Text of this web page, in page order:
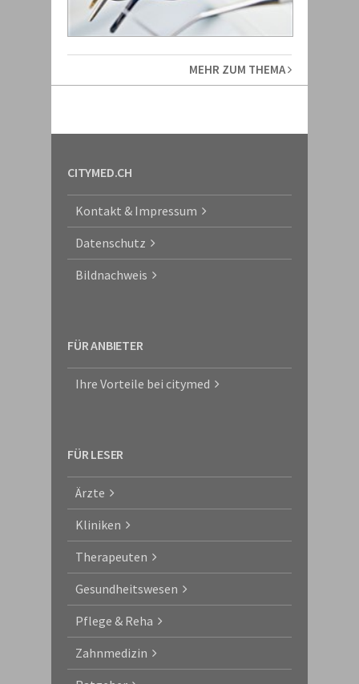
MEHR ZUM THEMA
CITYMED.CH
Kontakt & Impressum
Datenschutz
Bildnachweis
FÜR ANBIETER
Ihre Vorteile bei citymed
FÜR LESER
Ärzte
Kliniken
Therapeuten
Gesundheitswesen
Pflege & Reha
Zahnmedizin